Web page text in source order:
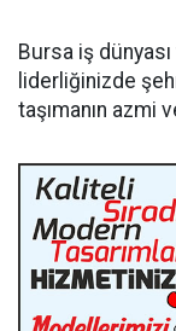
Bursa iş
liderliğinizde
taşımanın azmi